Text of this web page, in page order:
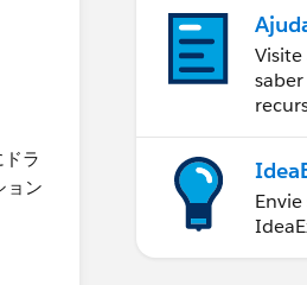
ラ
ョン